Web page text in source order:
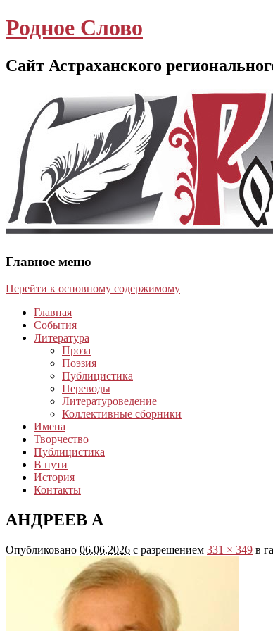
Родное Слово
Сайт Астраханского
Главное меню
Перейти к основному содержимому
Главная
События
Литература
Проза
Поэзия
Публицистика
Переводы
Литературоведение
Коллективные сборники
Имена
Творчество
Публицистика
В пути
История
Контакты
АНДРЕЕВ А
Опубликовано 06.06.2026 с разрешением 331 × 349 в